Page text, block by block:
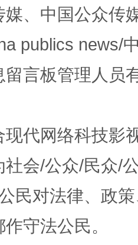
、中国公众传
publics news/
留言板管理人员
现代网络科技影
会/公众/民众/
民对法律、政
守法公民。